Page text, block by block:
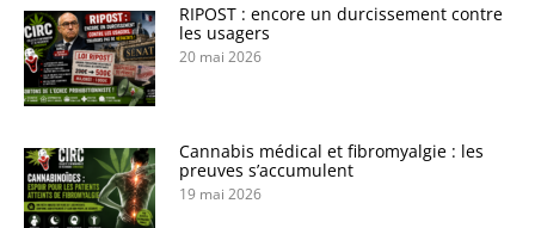
RIPOST : encore un durcissement contre
les usagers
20 mai 2026
Cannabis médical et fibromyalgie : les
preuves s’accumulent
19 mai 2026